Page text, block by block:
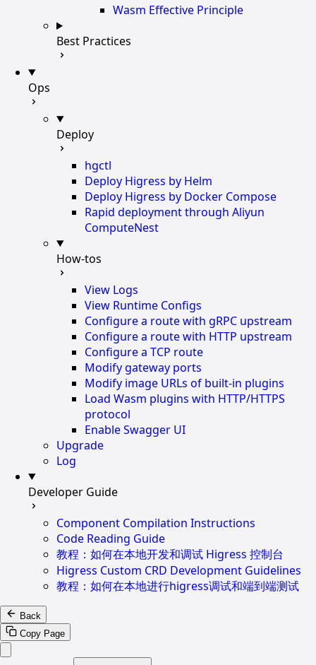
Wasm Effective Principle
Best Practices
Ops
Deploy
hgctl
Deploy Higress by Helm
Deploy Higress by Docker Compose
Rapid deployment through Aliyun
ComputeNest
How-tos
View Logs
View Runtime Configs
Configure a route with gRPC upstream
Configure a route with HTTP upstream
Configure a TCP route
Modify gateway ports
Modify image URLs of built-in plugins
Load Wasm plugins with HTTP/HTTPS
protocol
Enable Swagger UI
Upgrade
Log
Developer Guide
Component Compilation Instructions
Code Reading Guide
教程：如何在本地开发和调试 Higress 控制台
Higress Custom CRD Development Guidelines
教程：如何在本地进行higress调试和端到端测试
Back
Copy Page